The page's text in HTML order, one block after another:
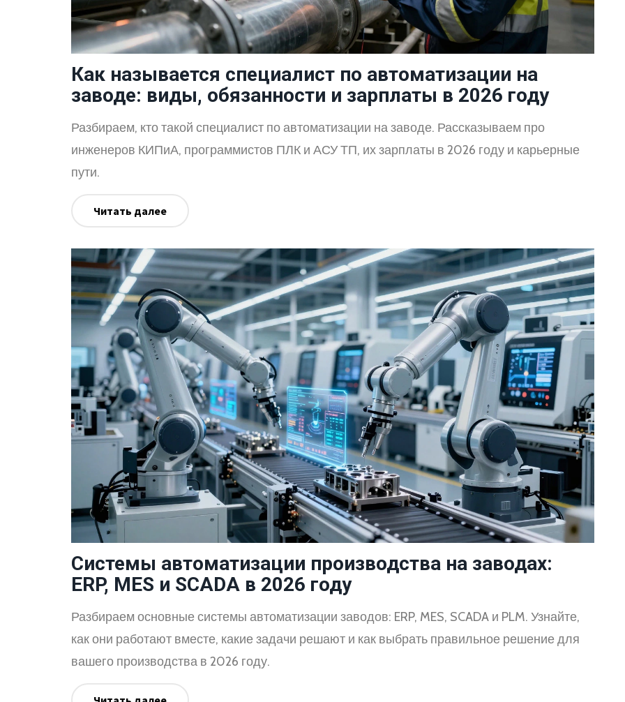
Как называется специалист по автоматизации на
заводе: виды, обязанности и зарплаты в 2026 году
Разбираем, кто такой специалист по автоматизации на заводе. Рассказываем про
инженеров КИПиА, программистов ПЛК и АСУ ТП, их зарплаты в 2026 году и карьерные
пути.
Читать далее
Системы автоматизации производства на заводах:
ERP, MES и SCADA в 2026 году
Разбираем основные системы автоматизации заводов: ERP, MES, SCADA и PLM. Узнайте,
как они работают вместе, какие задачи решают и как выбрать правильное решение для
вашего производства в 2026 году.